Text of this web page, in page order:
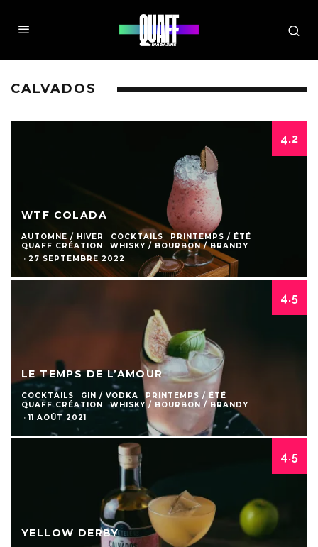
CALVADOS
4.2
WTF COLADA
AUTOMNE / HIVER COCKTAILS
PRINTEMPS / ÉTÉ
QUAFF CRÉATION
WHISKY / BOURBON / BRANDY
· 27 SEPTEMBRE 2022
4.5
LE TEMPS DE L’AMOUR
COCKTAILS GIN / VODKA
PRINTEMPS / ÉTÉ
QUAFF CRÉATION
WHISKY / BOURBON / BRANDY
· 11 AOÛT 2021
4.5
YELLOW DERBY